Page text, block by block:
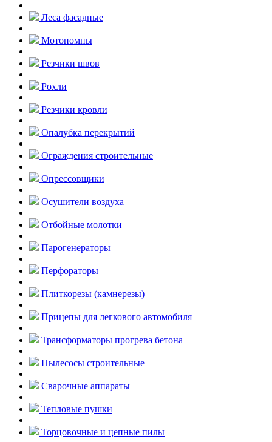
Леса фасадные
Мотопомпы
Резчики швов
Рохли
Резчики кровли
Опалубка перекрытий
Ограждения строительные
Опрессовщики
Осушители воздуха
Отбойные молотки
Парогенераторы
Перфораторы
Плиткорезы (камнерезы)
Прицепы для легкового автомобиля
Трансформаторы прогрева бетона
Пылесосы строительные
Сварочные аппараты
Тепловые пушки
Торцовочные и цепные пилы